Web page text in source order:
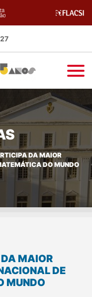
DA MAIOR
DO MUNDO
MAIOR
DE
MUNDO